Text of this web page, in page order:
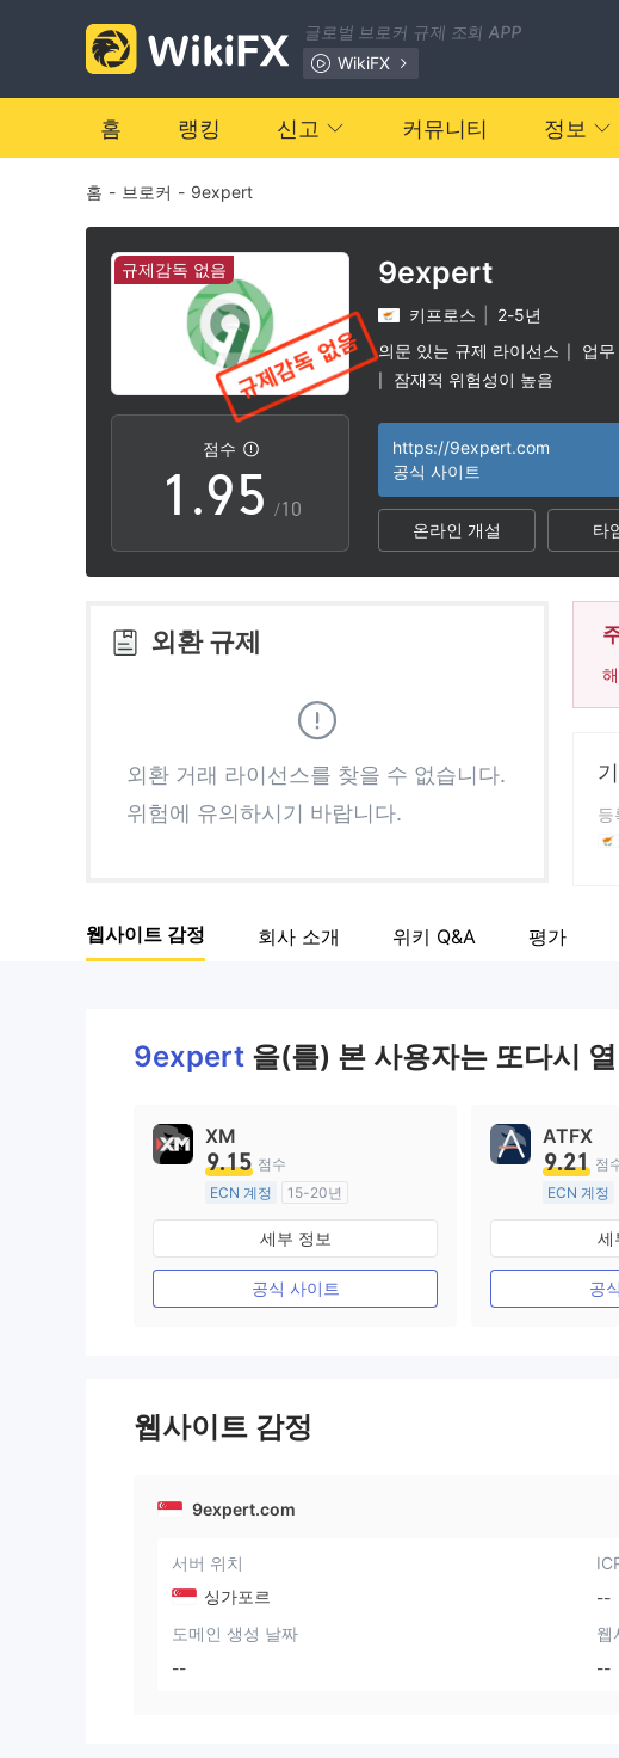
글로벌 브로커 규제 조회 APP
WikiFX
홈 랭킹 신고 커뮤니티 정보
홈 - 브로커 - 9expert
규제감독 없음
점수
0
1
2
3
5
6
7
8
9
.
3
4
5
6
7
8
9
0
1
2
3
4
5
6
7
9
/10
9expert
키프로스
2-5년
의문 있는 규제 라이선스
업
잠재적 위험성이 높음
https://9expert.com
공식 사이트
온라인 개설 타
외환 규제
외환 거래 라이선스를 찾을 수 없습니다.
위험에 유의하시기 바랍니다.
등
웹사이트 감정 회사 소개 위키 Q&A 평가
9expert 을(를) 본 사용자는 또다시
XM
9.15 점수
ECN 계정
15-20년
호주 규제
외환 거래 라이선스 (MM)
마스터 레이블 MT4
세부 정보
공식 사이트
ATFX
9.21 점
ECN 계정
호주 규제
외환 거래
마스터 레
세
공
웹사이트 감정
9expert.com
서버 위치
싱가포르
--
도메인 생성 날짜
--
웹
--